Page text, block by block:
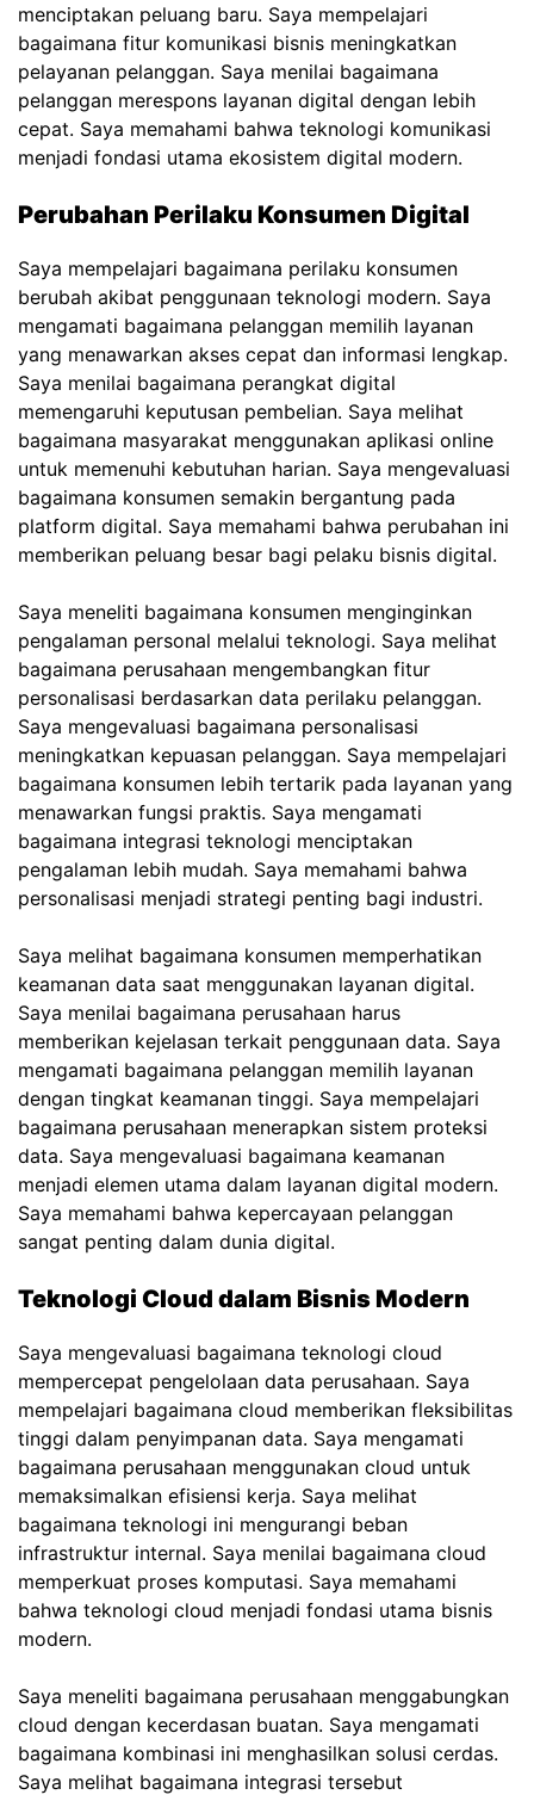
menciptakan peluang baru. Saya mempelajari
bagaimana fitur komunikasi bisnis meningkatkan
pelayanan pelanggan. Saya menilai bagaimana
pelanggan merespons layanan digital dengan lebih
cepat. Saya memahami bahwa teknologi komunikasi
menjadi fondasi utama ekosistem digital modern.
Perubahan Perilaku Konsumen Digital
Saya mempelajari bagaimana perilaku konsumen
berubah akibat penggunaan teknologi modern. Saya
mengamati bagaimana pelanggan memilih layanan
yang menawarkan akses cepat dan informasi lengkap.
Saya menilai bagaimana perangkat digital
memengaruhi keputusan pembelian. Saya melihat
bagaimana masyarakat menggunakan aplikasi online
untuk memenuhi kebutuhan harian. Saya mengevaluasi
bagaimana konsumen semakin bergantung pada
platform digital. Saya memahami bahwa perubahan ini
memberikan peluang besar bagi pelaku bisnis digital.
Saya meneliti bagaimana konsumen menginginkan
pengalaman personal melalui teknologi. Saya melihat
bagaimana perusahaan mengembangkan fitur
personalisasi berdasarkan data perilaku pelanggan.
Saya mengevaluasi bagaimana personalisasi
meningkatkan kepuasan pelanggan. Saya mempelajari
bagaimana konsumen lebih tertarik pada layanan yang
menawarkan fungsi praktis. Saya mengamati
bagaimana integrasi teknologi menciptakan
pengalaman lebih mudah. Saya memahami bahwa
personalisasi menjadi strategi penting bagi industri.
Saya melihat bagaimana konsumen memperhatikan
keamanan data saat menggunakan layanan digital.
Saya menilai bagaimana perusahaan harus
memberikan kejelasan terkait penggunaan data. Saya
mengamati bagaimana pelanggan memilih layanan
dengan tingkat keamanan tinggi. Saya mempelajari
bagaimana perusahaan menerapkan sistem proteksi
data. Saya mengevaluasi bagaimana keamanan
menjadi elemen utama dalam layanan digital modern.
Saya memahami bahwa kepercayaan pelanggan
sangat penting dalam dunia digital.
Teknologi Cloud dalam Bisnis Modern
Saya mengevaluasi bagaimana teknologi cloud
mempercepat pengelolaan data perusahaan. Saya
mempelajari bagaimana cloud memberikan fleksibilitas
tinggi dalam penyimpanan data. Saya mengamati
bagaimana perusahaan menggunakan cloud untuk
memaksimalkan efisiensi kerja. Saya melihat
bagaimana teknologi ini mengurangi beban
infrastruktur internal. Saya menilai bagaimana cloud
memperkuat proses komputasi. Saya memahami
bahwa teknologi cloud menjadi fondasi utama bisnis
modern.
Saya meneliti bagaimana perusahaan menggabungkan
cloud dengan kecerdasan buatan. Saya mengamati
bagaimana kombinasi ini menghasilkan solusi cerdas.
Saya melihat bagaimana integrasi tersebut